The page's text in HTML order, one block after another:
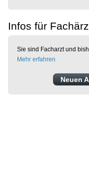
Infos für
Sie sind Facharzt und
Mehr erfahren
Neuen